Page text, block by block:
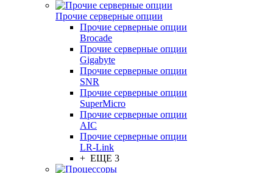
Прочие серверные опции
Прочие серверные опции
Brocade
Прочие серверные опции
Gigabyte
Прочие серверные опции
SNR
Прочие серверные опции
SuperMicro
Прочие серверные опции
AIC
Прочие серверные опции
LR-Link
+ ЕЩЕ 3